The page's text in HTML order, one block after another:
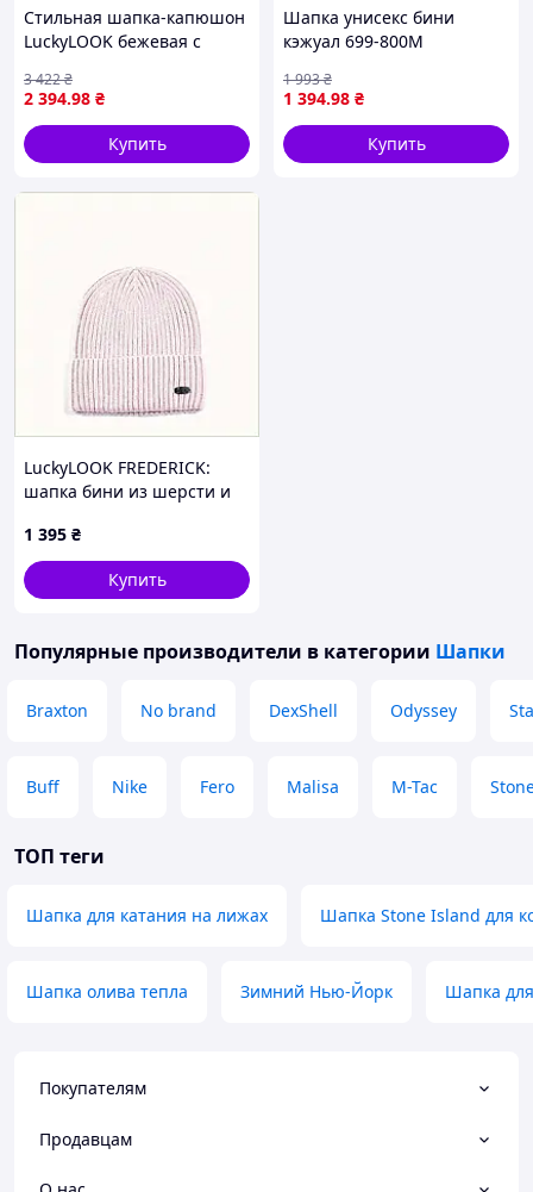
Стильная шапка-капюшон
LuckyLOOK бежевая с
2 394.98 ₴
3 422₴
Купить
Шапка унисекс бини
кэжуал 699-800М
Голубой, 7P5255M39
1 394.98 ₴
1 993₴
Купить
LuckyLOOK FREDERICK:
шапка бини из шерсти и
1 395 ₴
Купить
Популярные производители в категории Шапки
Braxton No brand DexShell Odyssey
Buff Nike Fero Malisa M-Tac
ТОП теги
Шапка для катания на лижах Шапка Stone Island для
Шапка олива тепла Зимний Нью-Йорк Шапка
Покупателям
Продавцам